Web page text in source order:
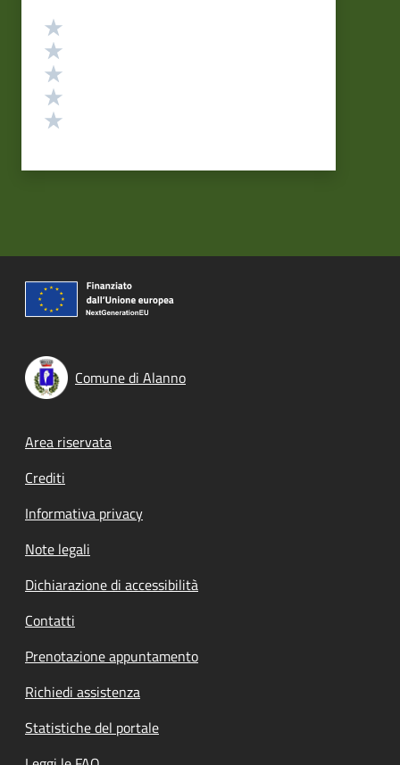
Valutazione
Comune di Alanno
Footer menu
Area riservata
Crediti
Informativa privacy
Note legali
Dichiarazione di accessibilità
Contatti
Prenotazione appuntamento
Richiedi assistenza
Statistiche del portale